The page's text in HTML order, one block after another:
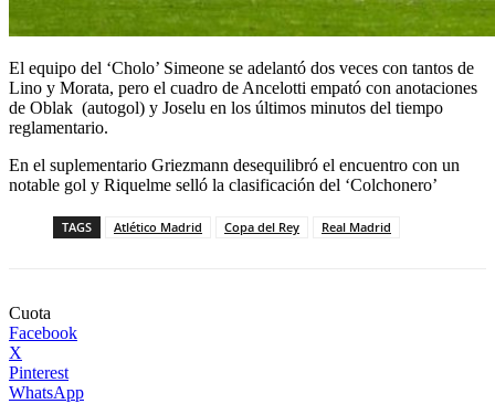
El equipo del ‘Cholo’ Simeone se adelantó dos veces con tantos de
Lino y Morata, pero el cuadro de Ancelotti empató con anotaciones
de Oblak (autogol) y Joselu en los últimos minutos del tiempo
reglamentario.
En el suplementario Griezmann desequilibró el encuentro con un
notable gol y Riquelme selló la clasificación del ‘Colchonero’
TAGS Atlético Madrid Copa del Rey Real Madrid
Cuota
Facebook
X
Pinterest
WhatsApp